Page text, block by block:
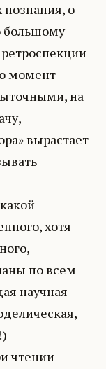
познания, о
большому
момент
на
вырастает
хотя
по всем
научная
чтении